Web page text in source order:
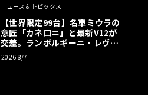
ニュース＆トピックス
【世界限定99台】名車ミウラの
意匠「カネロニ」と最新V12が
交差。ランボルギーニ・レヴエ
ルトに60周年記念車が登場
2026 8/7